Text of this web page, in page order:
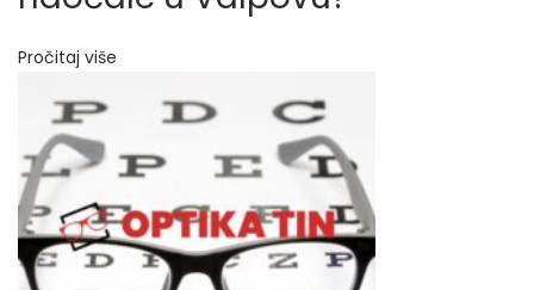
d
o
p
r
Pročitaj više